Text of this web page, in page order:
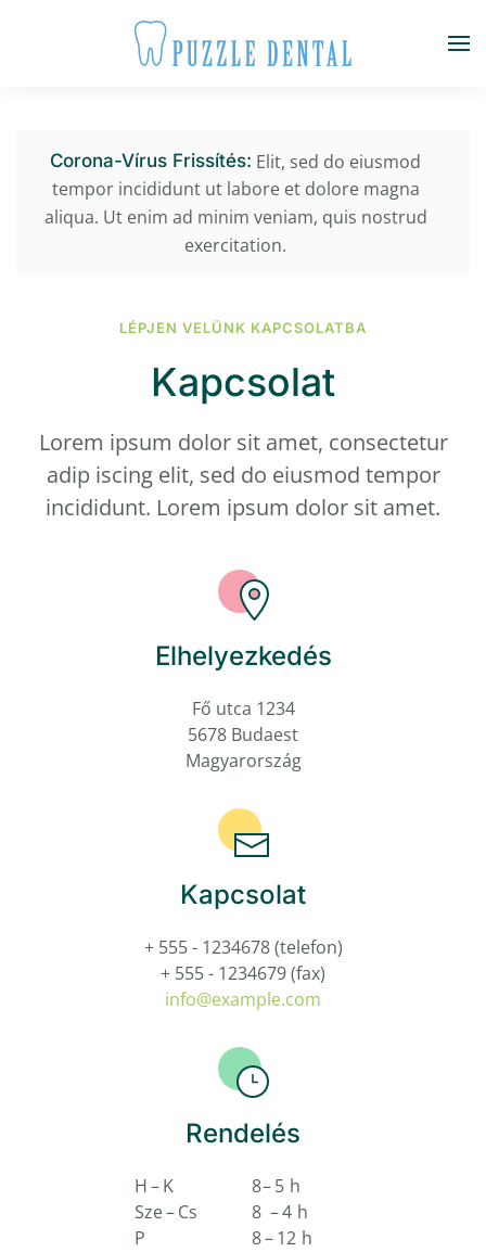
Fő tartalom átugrása
Corona-Vírus Frissítés: Elit, sed do eiusmod
tempor incididunt ut labore et dolore magna
aliqua. Ut enim ad minim veniam, quis nostrud
exercitation.
LÉPJEN VELÜNK KAPCSOLATBA
Kapcsolat
Lorem ipsum dolor sit amet, consectetur
adip iscing elit, sed do eiusmod tempor
incididunt. Lorem ipsum dolor sit amet.
Elhelyezkedés
Fő utca 1234
5678 Budaest
Magyarország
Kapcsolat
+ 555 - 1234678(telefon)
+ 555 - 1234679(fax)
info@example.com
Rendelés
H – K
8 – 5 h
Sze – Cs
8 – 4 h
P
8 – 12 h